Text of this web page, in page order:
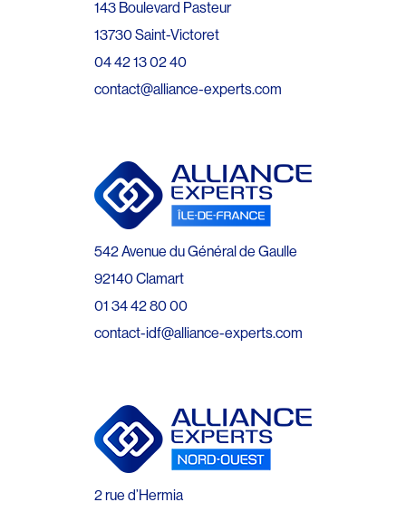
143 Boulevard Pasteur
13730 Saint-Victoret
04 42 13 02 40
contact@alliance-experts.com
542 Avenue du Général de Gaulle
92140 Clamart
01 34 42 80 00
contact-idf@alliance-experts.com
2 rue d’Hermia